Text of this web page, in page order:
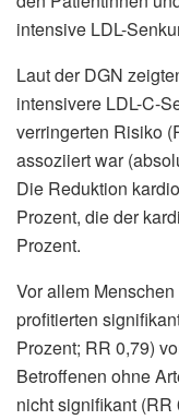
intensive LDL-
Laut der DGN
intensivere LDL-C-
verringerten Risiko
assoziiert war
Die Reduktion
Prozent, die der
Prozent.
Vor allem
profitierten
Prozent; RR 0,79)
Betroffenen ohne
nicht signifikant (RR